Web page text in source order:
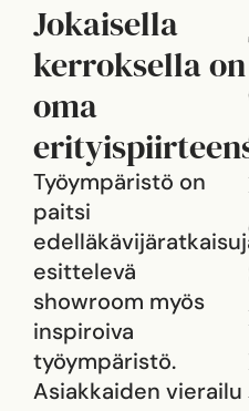
Jokaisella
kerroksella on
oma
Työympäristö on
paitsi
esittelevä
showroom myös
inspiroiva
työympäristö.
Asiakkaiden vierailu